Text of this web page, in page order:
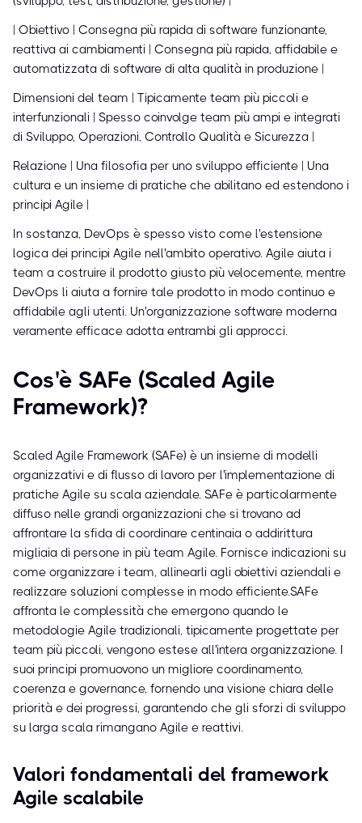
| Obiettivo | Consegna più rapida di software funzionante,
reattiva ai cambiamenti | Consegna più rapida, affidabile e
automatizzata di software di alta qualità in produzione |
Dimensioni del team | Tipicamente team più piccoli e
interfunzionali | Spesso coinvolge team più ampi e integrati
di Sviluppo, Operazioni, Controllo Qualità e Sicurezza |
Relazione | Una filosofia per uno sviluppo efficiente | Una
cultura e un insieme di pratiche che abilitano ed estendono i
principi Agile |
In sostanza, DevOps è spesso visto come l'estensione
logica dei principi Agile nell'ambito operativo. Agile aiuta i
team a costruire il prodotto giusto più velocemente, mentre
DevOps li aiuta a fornire tale prodotto in modo continuo e
affidabile agli utenti. Un'organizzazione software moderna
veramente efficace adotta entrambi gli approcci.
Cos'è SAFe (Scaled Agile
Framework)?
Scaled Agile Framework (SAFe) è un insieme di modelli
organizzativi e di flusso di lavoro per l'implementazione di
pratiche Agile su scala aziendale. SAFe è particolarmente
diffuso nelle grandi organizzazioni che si trovano ad
affrontare la sfida di coordinare centinaia o addirittura
migliaia di persone in più team Agile. Fornisce indicazioni su
come organizzare i team, allinearli agli obiettivi aziendali e
realizzare soluzioni complesse in modo efficiente.SAFe
affronta le complessità che emergono quando le
metodologie Agile tradizionali, tipicamente progettate per
team più piccoli, vengono estese all'intera organizzazione. I
suoi principi promuovono un migliore coordinamento,
coerenza e governance, fornendo una visione chiara delle
priorità e dei progressi, garantendo che gli sforzi di sviluppo
su larga scala rimangano Agile e reattivi.
Valori fondamentali del framework
Agile scalabile